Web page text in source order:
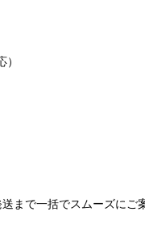
まで一括でスムーズに